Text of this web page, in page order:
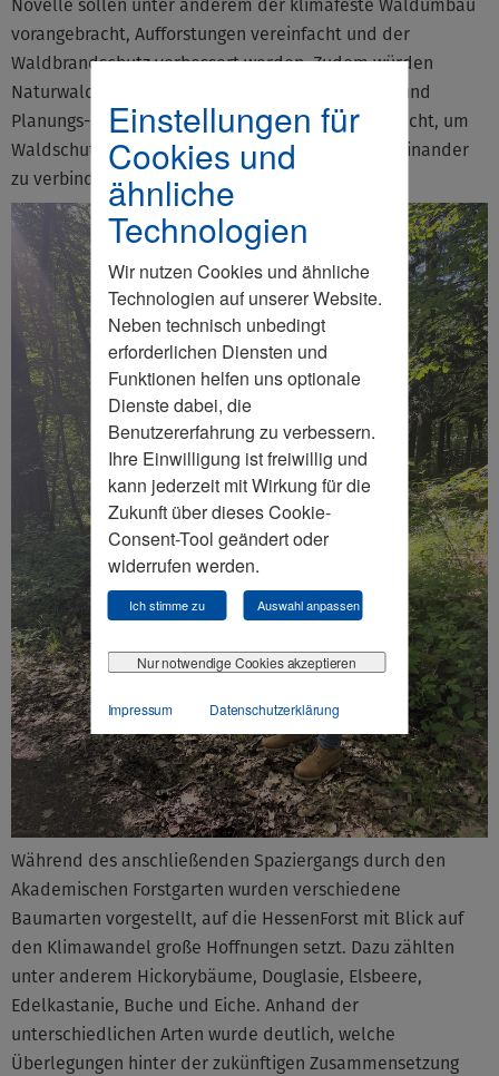
Einstellungen für
Cookies und
ähnliche
Technologien
Wir nutzen Cookies und ähnliche
Technologien auf unserer Website.
Neben technisch unbedingt
erforderlichen Diensten und
Funktionen helfen uns optionale
Dienste dabei, die
Benutzererfahrung zu verbessern.
Ihre Einwilligung ist freiwillig und
kann jederzeit mit Wirkung für die
Zukunft über dieses Cookie-
Consent-Tool geändert oder
widerrufen werden.
Ich stimme zu Auswahl anpassen
Nur notwendige Cookies akzeptieren
Impressum Datenschutzerklärung
Novelle sollen unter anderem der klimafeste Waldumbau
vorangebracht, Aufforstungen vereinfacht und der
Waldbrandschutz verbessert werden. Zudem würden
Naturwaldflächen erstmals gesetzlich geschützt und
Planungs- sowie Genehmigungsverfahren vereinfacht, um
Waldschutz und nachhaltige Nutzung besser miteinander
zu verbinden.
Während des anschließenden Spaziergangs durch den
Akademischen Forstgarten wurden verschiedene
Baumarten vorgestellt, auf die HessenForst mit Blick auf
den Klimawandel große Hoffnungen setzt. Dazu zählten
unter anderem Hickorybäume, Douglasie, Elsbeere,
Edelkastanie, Buche und Eiche. Anhand der
unterschiedlichen Arten wurde deutlich, welche
Überlegungen hinter der zukünftigen Zusammensetzung